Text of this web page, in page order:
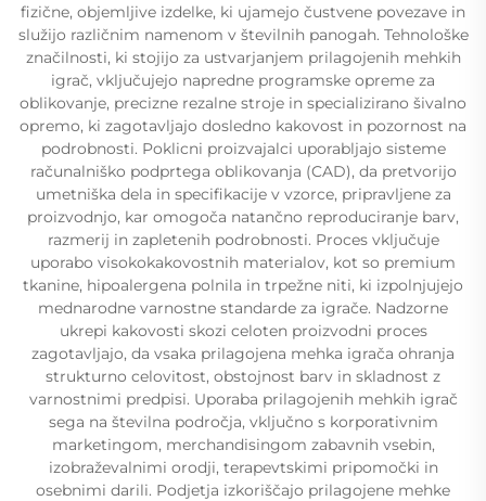
fizične, objemljive izdelke, ki ujamejo čustvene povezave in
služijo različnim namenom v številnih panogah. Tehnološke
značilnosti, ki stojijo za ustvarjanjem prilagojenih mehkih
igrač, vključujejo napredne programske opreme za
oblikovanje, precizne rezalne stroje in specializirano šivalno
opremo, ki zagotavljajo dosledno kakovost in pozornost na
podrobnosti. Poklicni proizvajalci uporabljajo sisteme
računalniško podprtega oblikovanja (CAD), da pretvorijo
umetniška dela in specifikacije v vzorce, pripravljene za
proizvodnjo, kar omogoča natančno reproduciranje barv,
razmerij in zapletenih podrobnosti. Proces vključuje
uporabo visokokakovostnih materialov, kot so premium
tkanine, hipoalergena polnila in trpežne niti, ki izpolnjujejo
mednarodne varnostne standarde za igrače. Nadzorne
ukrepi kakovosti skozi celoten proizvodni proces
zagotavljajo, da vsaka prilagojena mehka igrača ohranja
strukturno celovitost, obstojnost barv in skladnost z
varnostnimi predpisi. Uporaba prilagojenih mehkih igrač
sega na številna področja, vključno s korporativnim
marketingom, merchandisingom zabavnih vsebin,
izobraževalnimi orodji, terapevtskimi pripomočki in
osebnimi darili. Podjetja izkoriščajo prilagojene mehke